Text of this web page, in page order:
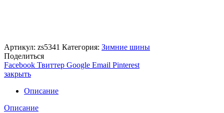
Артикул: zs5341 Категория: Зимние шины
Поделиться
Facebook Твиттер Google Email Pinterest
закрыть
Описание
Описание